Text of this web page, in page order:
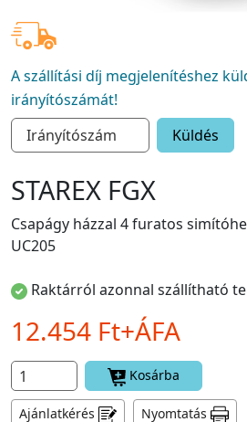
A szállítási díj megjelenítéshez
irányítószámát!
Küldés
STAREX FGX
Csapágy házzal 4 furatos
UC205
Raktárról azonnal szállítható
12.454 Ft+ÁFA
Kosárba
Ajánlatkérés Nyomtatás